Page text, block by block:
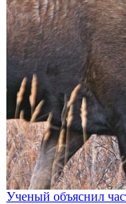
Ученый объяснил